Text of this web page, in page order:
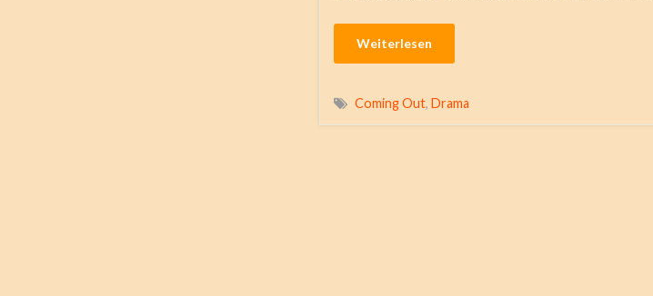
Weiterlesen
Coming Out, Drama